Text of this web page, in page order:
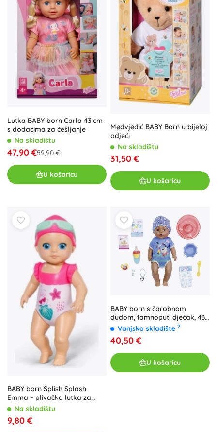
Lutka BABY born Carla 43 cm
s dodacima za češljanje
Na skladištu
47,90 €59,90 €
U košaricu
Medvjedić BABY Born u bijeloj
odjeći
Na skladištu
31,50 €
U košaricu
BABY born Splish Splash
Emma – plivačka lutka za
voduNa skladištu
9,80 €
BABY born s čarobnom
dudom, tamnoputi dječak, 43
cmVanjsko skladište ?
40,50 €
U košaricu